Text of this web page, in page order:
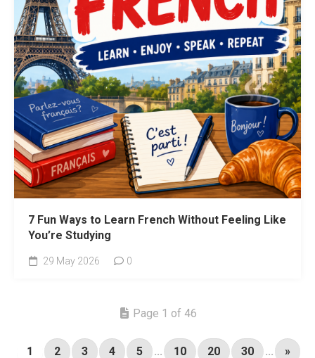
7 Fun Ways to Learn French Without Feeling Like
You’re Studying
29 May 2026 0
Page 1 of 46
1 2 3 4 5 ... 10 20 30 ... »